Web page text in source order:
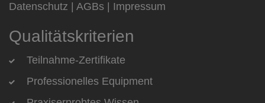
Datenschutz AGBs Impressum
Qualitätskriterien
Teilnahme-Zertifikate
Professionelles Equipment